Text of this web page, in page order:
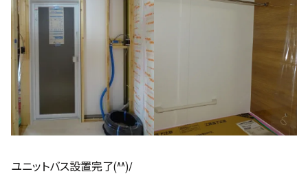
ユニットバス設置完了(^^)/